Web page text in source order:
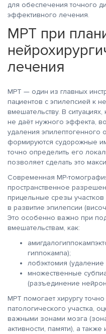
для обеспечения точного
эффективного лечения.
МРТ при
лечения
МРТ — один из главных
пациентов с эпилепсией к
вмешательству. В
не даёт нужного эффекта,
удаления эпилептогенного
формируются судорожные
точно определить его
позволяет сделать это
Современная МР-
пространственное
прицельные срезы
в развитие эпилепсии
Это особенно важно при
вмешательствам, как:
гиппокампа);
лобэктомия
множественные
(разъединение
МРТ помогает хирургу
патологического участка,
важными зонами мозга
активности, памяти), а